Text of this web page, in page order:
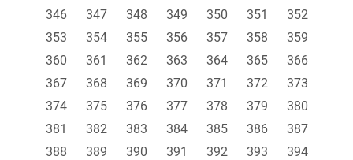
346
347 348 349 350 351
352
353
354 355 356 357 358
359
360
361 362 363 364 365
366
367
368 369 370 371 372
373
374
375 376 377 378 379
380
381
382 383 384 385 386
387
388
389 390 391 392 393
394